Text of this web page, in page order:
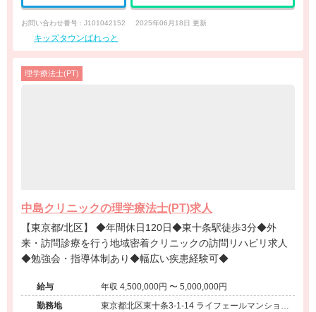
お問い合わせ番号 : J101042152 2025年06月18日 更新
キッズタウンぱれっと
理学療法士(PT)
中島クリニックの理学療法士(PT)求人
【東京都/北区】 ◆年間休日120日◆東十条駅徒歩3分◆外
来・訪問診療を行う地域密着クリニックの訪問リハビリ求人
◆勉強会・指導体制あり◆幅広い疾患経験可◆
給与
年収 4,500,000円 〜 5,000,000円
勤務地
東京都北区東十条3-1-14 ライフェールマンション